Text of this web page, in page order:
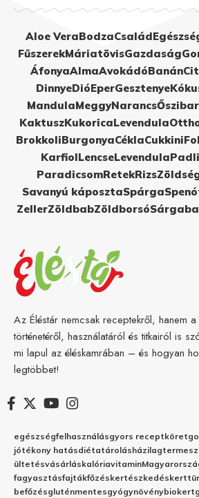
Aloe VeraBodzaCsalád
FűszerekMáriatövisGazdaság
ÁfonyaAlmaAvokádóBanán
DinnyeDióEperGesztenye
MandulaMeggyNarancs
KaktuszKukoricaLevendula
BrokkoliBurgonyaCéklaCukkini
KarfiolLencseLevendula
ParadicsomRetekRizs
Savanyú káposztaSpárga
ZellerZöldbabZöldborsó
Az Éléstár nemcsak receptekről, hanem
történetéről, használatáról és titkairól is
mi lapul az éléskamrában – és hogyan
legtöbbet!
egészségfelhasználásgyors receptköret
jótékony hatásdiétatárolásházilag
ültetésvásárláskalóriavitamin
fagyasztásfajtákfőzéskertészkedéskert
befőzésgluténmentesgyógynövénybiokert